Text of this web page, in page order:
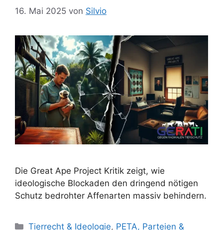
16. Mai 2025 von Silvio
Die Great Ape Project Kritik zeigt, wie
ideologische Blockaden den dringend nötigen
Schutz bedrohter Affenarten massiv behindern.
K
Tierrecht & Ideologie, PETA, Parteien &